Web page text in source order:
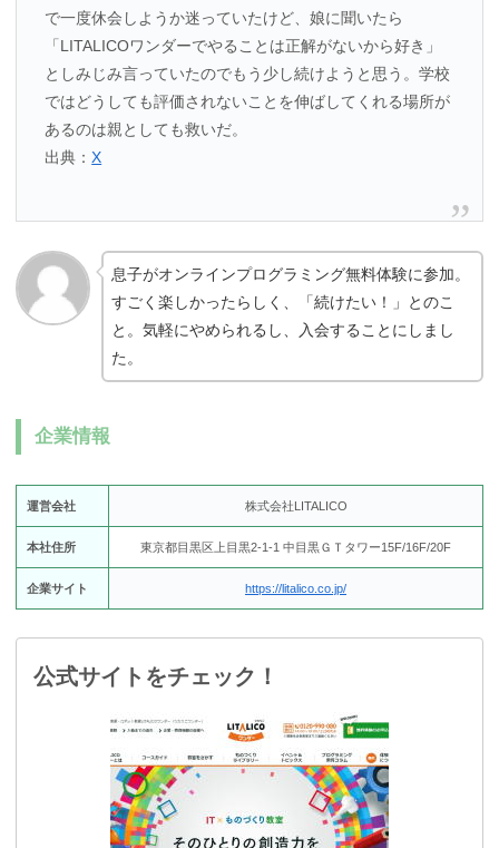
で一度休会しようか迷っていたけど、娘に聞いたら
「LITALICOワンダーでやることは正解がないから好き」
としみじみ言っていたのでもう少し続けようと思う。学校
ではどうしても評価されないことを伸ばしてくれる場所が
あるのは親としても救いだ。
出典：X
息子がオンラインプログラミング無料体験に参加。
すごく楽しかったらしく、「続けたい！」とのこ
と。気軽にやめられるし、入会することにしまし
た。
企業情報
運営会社 株式会社LITALICO
本社住所 東京都目黒区上目黒2-1-1 中目黒ＧＴタワー15F/16F/20F
企業サイト https://litalico.co.jp/
公式サイトをチェック！